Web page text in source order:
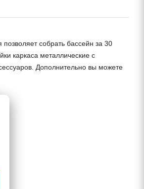
собрать бассейн за 30
каркаса металлические с
Дополнительно вы можете